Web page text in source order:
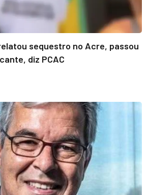
sequestro no Acre, passou
diz PCAC